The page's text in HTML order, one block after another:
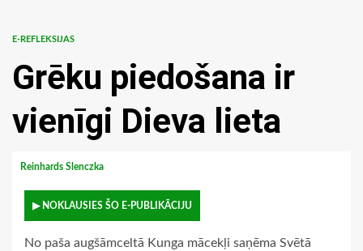
E-REFLEKSIJAS
Grēku piedošana ir
vienīgi Dieva lieta
Reinhards Slenczka
▶ NOKLAUSIES ŠO E-PUBLIKĀCIJU
No paša augšāmceltā Kunga mācekļi saņēma Svētā